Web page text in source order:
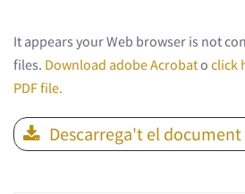
It appears your Web browser is not
files. Download adobe Acrobato click
PDF file.
Descarrega't el document